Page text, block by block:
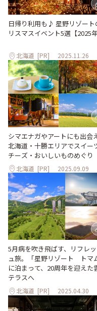
日帰り利用も♪ 星野リゾート
リスマスイベント5選【2025年
北海道 [PR] 2025.11.26
シマエナガやアートにも出会
北海道・十勝エリアでスイー
チーズ・おいしいものめぐり
北海道 [PR] 2025.09.09
5月病を吹き飛ばす、リフレ
ュ旅。「星野リゾート トマ
に泊まって、20周年を迎えた
テラスへ
北海道 [PR] 2025.04.30